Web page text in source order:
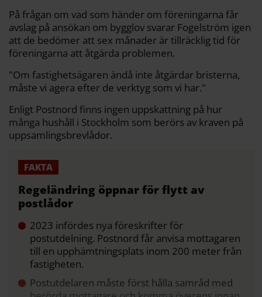
På frågan om vad som händer om föreningarna får
avslag på ansökan om bygglov svarar Fogelström igen
att de bedömer att sex månader är tillräcklig tid för
föreningarna att åtgärda problemen.
"Om fastighetsägaren ändå inte åtgärdar bristerna,
måste vi agera efter de verktyg som vi har."
Enligt Postnord finns ingen uppskattning på hur
många hushåll i Stockholm som berörs av kraven på
uppsamlingsbrevlådor.
Regeländring öppnar för flytt av
postlådor
2023 infördes nya föreskrifter för
postutdelning. Postnord får anvisa mottagaren
till en upphämtningsplats inom 200 meter från
fastigheten.
Postutdelaren måste först hålla samråd med